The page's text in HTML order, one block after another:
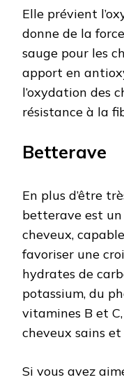
Elle prévient
donne de la
sauge pour les
apport en
l’oxydation des
résistance à la
Betterave
En plus d’être
betterave est
cheveux,
favoriser une
hydrates de
potassium, du
vitamines B et
cheveux sains
Si vous avez